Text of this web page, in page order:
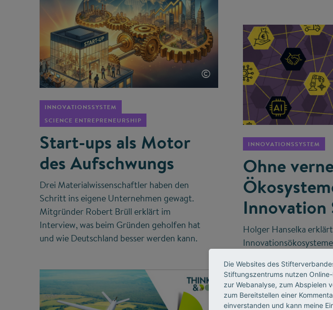
©
INNOVATIONSSYSTEM
SCIENCE ENTREPRENEURSHIP
Start-ups als Motor
des Aufschwungs
Drei Materialwissenschaftler haben den
Schritt ins eigene Unternehmen gewagt.
Mitgründer Robert Brüll erklärt im
Interview, was beim Gründen geholfen hat
und wie Deutschland besser werden kann.
INNOVATIONSSYSTEM
Ohne
Innovation
Holger Hanselka
spezialisierter KI und
Datenschätzen
werden kann.
Die Websites des
Stiftungszentrums nutzen
zur Webanalyse, zum Abspielen
zum Bereitstellen einer
einverstanden und kann meine